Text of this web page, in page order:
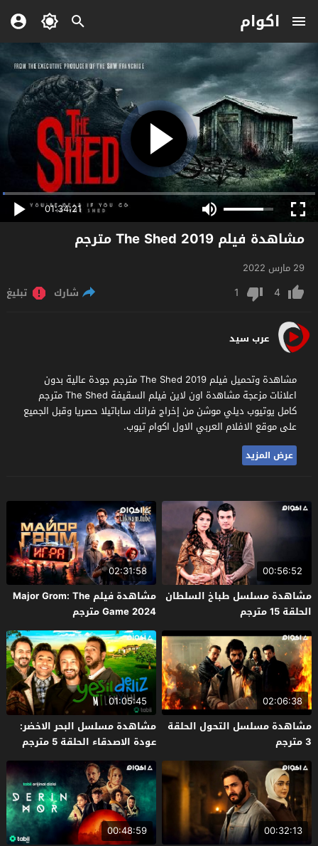
اكوام
01:34:21
مشاهدة فيلم The Shed 2019 مترجم
29 مارس 2022
4
1 شارك تبليغ
عرب سيد
مشاهدة وتحميل فيلم The Shed 2019 مترجم جودة عالية بدون
اعلانات مزعجة مشاهدة اون لاين فيلم السقيفة The Shed مترجم
كامل يوتيوب ديلي موشن من إخراج فرانك ساباتيلا حصريا وقبل الجميع
على موقع الافلام العربي الاول اكوام تيوب.
عرض المزيد
00:56:52
مشاهدة مسلسل طباخ السلطان
الحلقة 15 مترجم
02:31:58
مشاهدة فيلم Major Grom: The
Game 2024 مترجم
02:06:38
مشاهدة مسلسل التحول الحلقة
3 مترجم
01:05:45
مشاهدة مسلسل البحر الاخضر:
عودة الاصدقاء الحلقة 5 مترجم
00:32:13
00:48:59